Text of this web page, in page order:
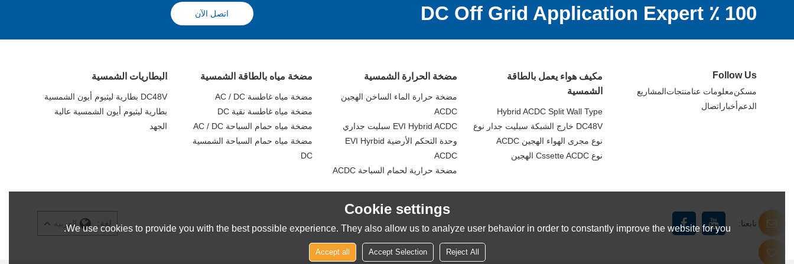
اتصل الآن 100 ٪ DC Off Grid Application Expert
Follow Us
مسكنمعلومات عنامنتجاتالمشاريع
الدعمأخبار اتصال
مكيف هواء يعمل بالطاقة
الشمسية
Hybrid ACDC Split Wall Type
DC48V خارج الشبكة سبليت جدار نوع
نوع مجرى الهواء الهجين ACDC
نوع Cssette ACDC الهجين
مضخة الحرارة الشمسية
مضخة حرارة الماء الساخن الهجين
ACDC
EVI Hybrid ACDC سبليت جداري
وحدة التحكم الأرضية EVI Hyrbid
ACDC
مضخة حرارية لحمام السباحة ACDC
مضخة مياه بالطاقة الشمسية
مضخة مياه غاطسة AC / DC
مضخة مياه غاطسة نقية DC
مضخة مياه حمام السباحة AC / DC
مضخة مياه حمام السباحة الشمسية
DC
البطاريات الشمسية
DC48V بطارية ليثيوم أيون الشمسية
بطارية ليثيوم أيون الشمسية عالية
الجهد
تابعنا: لغة: العربية
Cookie settings
We use cookies to provide you with the best possible experience. They also allow us to analyze user behavior in order to constantly improve the website for you.
Reject All
Accept Selection
Accept all